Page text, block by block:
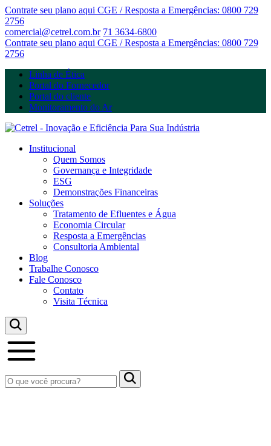
Contrate seu plano aqui CGE / Resposta a Emergências: 0800 729
2756
comercial@cetrel.com.br 71 3634-6800
Contrate seu plano aqui CGE / Resposta a Emergências: 0800 729
2756
Linha de Ética
Portal do Fornecedor
Portal do cliente
Monitoramento do Ar
Institucional
Quem Somos
Governança e Integridade
ESG
Demonstrações Financeiras
Soluções
Tratamento de Efluentes e Água
Economia Circular
Resposta a Emergências
Consultoria Ambiental
Blog
Trabalhe Conosco
Fale Conosco
Contato
Visita Técnica